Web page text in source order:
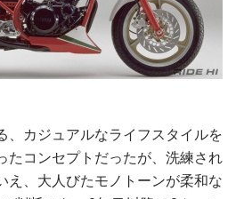
、カジュアルなライフスタイルを
たコンセプトだったが、洗練され
え、大人びたモノトーンが柔和な